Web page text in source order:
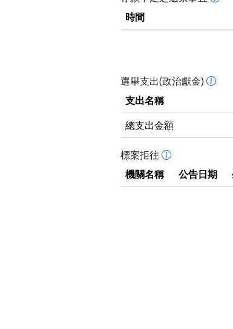
時間
選舉支出(政治獻金)
支出名稱
總支出金額
標案拒往
機關名稱
公告日期